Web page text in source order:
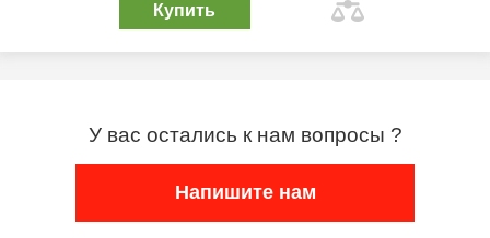
Купить
У вас остались к нам вопросы ?
Напишите нам